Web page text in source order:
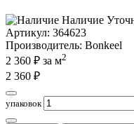
Наличие
Артикул: 364623
Производитель: Bonkeel
2 360 ₽ за м2
2 360 ₽
упаковок